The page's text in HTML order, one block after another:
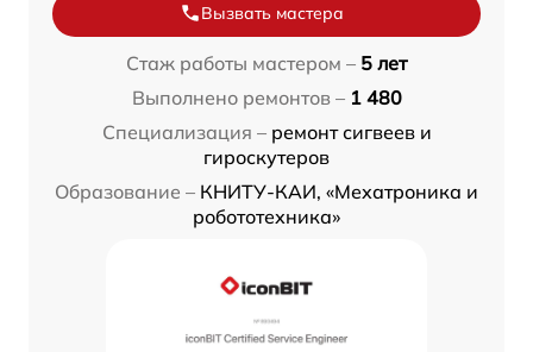
Вызвать мастера
Стаж работы мастером – 5 лет
Выполнено ремонтов – 1 480
Специализация – ремонт сигвеев и
гироскутеров
Образование – КНИТУ-КАИ, «Мехатроника и
робототехника»